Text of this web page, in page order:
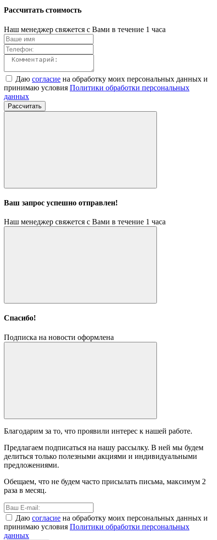
Рассчитать стоимость
Наш менеджер свяжется с Вами в течение 1 часа
Даю согласие на обработку моих персональных данных и
принимаю условия Политики обработки персональных
данных
Рассчитать
Ваш запрос успешно отправлен!
Наш менеджер свяжется с Вами в течение 1 часа
Спасибо!
Подписка на новости оформлена
Благодарим за то, что проявили интерес к нашей работе.
Предлагаем подписаться на нашу рассылку. В ней мы будем
делиться только полезными акциями и индивидуальными
предложениями.
Обещаем, что не будем часто присылать письма, максимум 2
раза в месяц.
Даю согласие на обработку моих персональных данных и
принимаю условия Политики обработки персональных
данных